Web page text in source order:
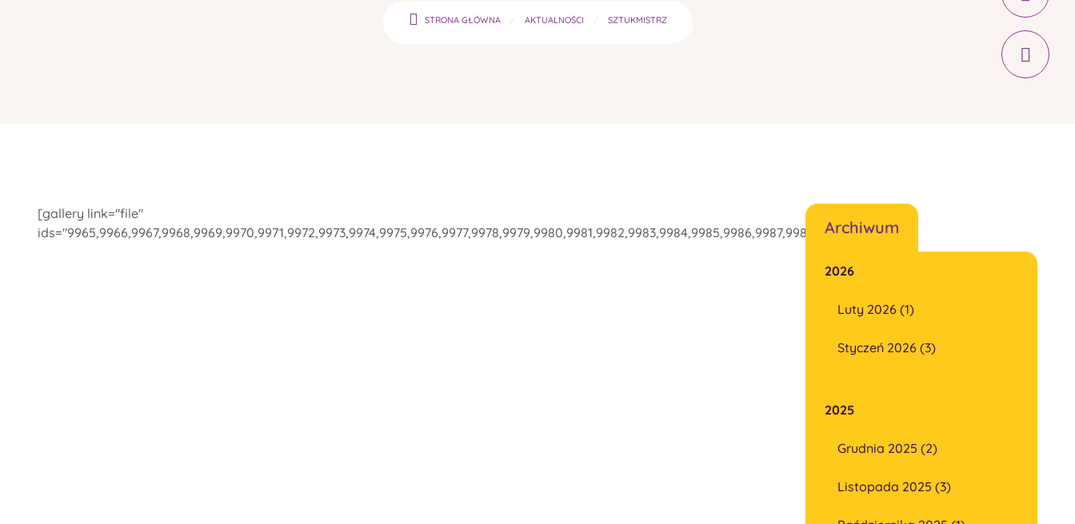
STRONA GŁÓWNA AKTUALNOŚCI SZTUKMISTRZ
[gallery link="file"
ids="9965,9966,9967,9968,9969,9970,9971,9972,9973,9974,9975,9976,9977,9978,9979,9980,9981,9982,9983,9984,9985,9986,9987,9988,9992"]Archiwum
2026
Luty 2026 (1)
Styczeń 2026 (3)
2025
Grudnia 2025 (2)
Listopada 2025 (3)